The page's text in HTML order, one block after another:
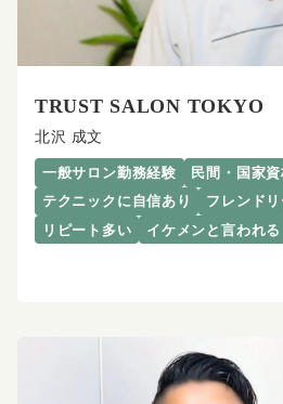
TRUST SALON TOKYO
北沢 成文
一般サロン勤務経験
民間・国家
テクニックに自信あり
フレンド
リピート多い
イケメンと言われる